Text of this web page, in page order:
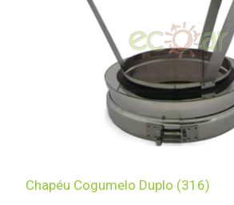
Chapéu Cogumelo Duplo (316)